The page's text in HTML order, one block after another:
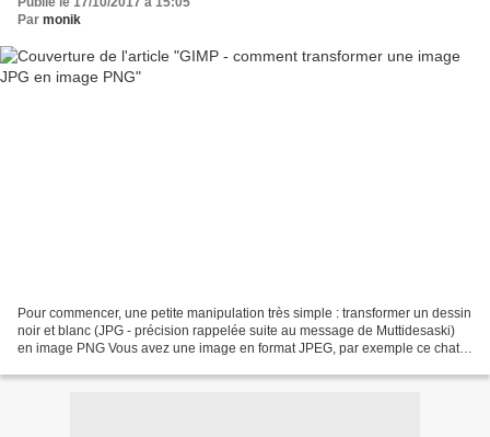
Par monik
Pour commencer, une petite manipulation très simple : transformer un dessin
noir et blanc (JPG - précision rappelée suite au message de Muttidesaski)
en image PNG Vous avez une image en format JPEG, par exemple ce chat